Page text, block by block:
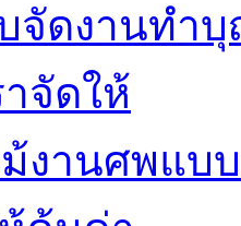
จัดงานทำ
าจัดให้
งานศพแบ